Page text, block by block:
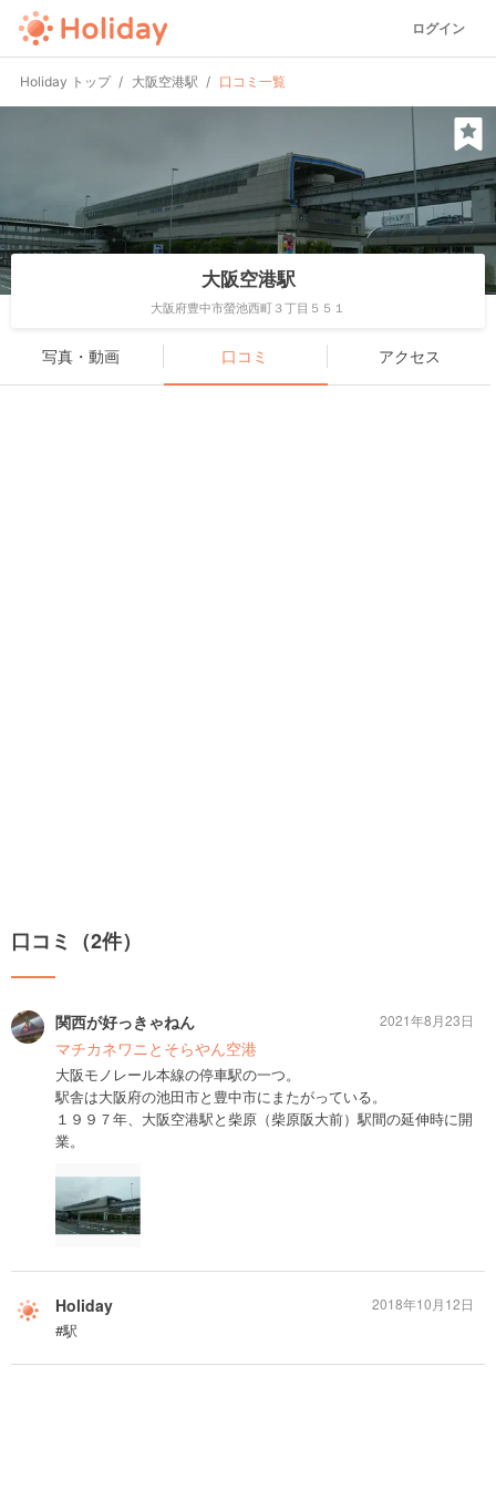
ログイン
Holiday トップ 大阪空港駅 口コミ一覧
大阪空港駅
大阪府豊中市螢池西町３丁目５５１
写真・動画 口コミ アクセス
口コミ（2件）
関西が好っきゃねん
マチカネワニとそらやん空港
大阪モノレール本線の停車駅の一つ。
駅舎は大阪府の池田市と豊中市にまたがっている。
１９９７年、大阪空港駅と柴原（柴原阪大前）駅間の延伸時に開
業。
2021年8月23日
Holiday
#駅
2018年10月12日